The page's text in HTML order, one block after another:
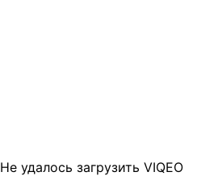
Не удалось загрузить VIQEO